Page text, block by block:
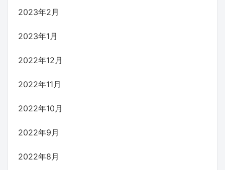
2023年2月
2023年1月
2022年12月
2022年11月
2022年10月
2022年9月
2022年8月